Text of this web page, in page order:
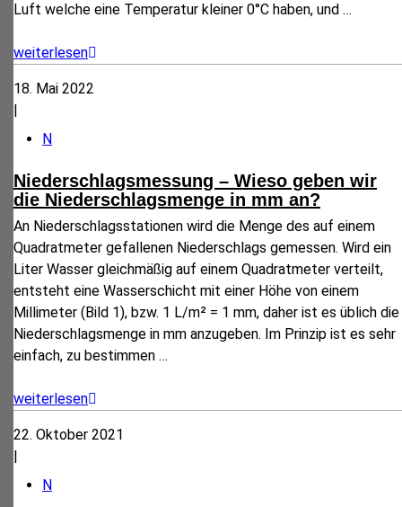
Luft welche eine Temperatur kleiner 0°C haben, und …
weiterlesen
18. Mai 2022
|
N
Niederschlagsmessung – Wieso geben wir
die Niederschlagsmenge in mm an?
An Niederschlagsstationen wird die Menge des auf einem
Quadratmeter gefallenen Niederschlags gemessen. Wird ein
Liter Wasser gleichmäßig auf einem Quadratmeter verteilt,
entsteht eine Wasserschicht mit einer Höhe von einem
Millimeter (Bild 1), bzw. 1 L/m² = 1 mm, daher ist es üblich die
Niederschlagsmenge in mm anzugeben. Im Prinzip ist es sehr
einfach, zu bestimmen …
weiterlesen
22. Oktober 2021
|
N